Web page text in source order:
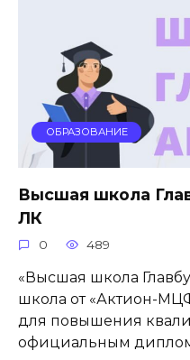
ОБРАЗОВАНИЕ
Высшая школа
ЛК
0 489
«Высшая школа
школа от «Актион-
для повышения
официальным